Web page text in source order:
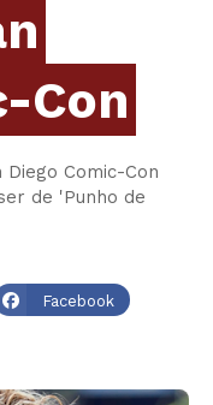
Con
Comic-Con
de 'Punho de
Facebook